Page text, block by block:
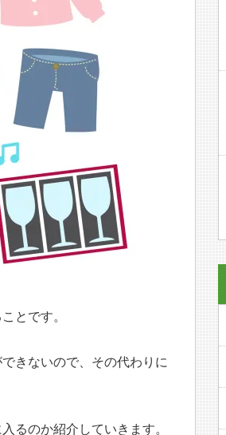
とです。
きないので、その代わりに
るのか紹介していきます。